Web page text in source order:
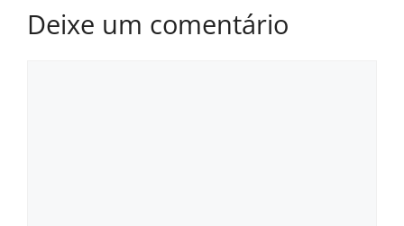
Deixe um comentário